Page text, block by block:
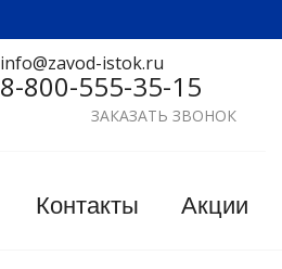
info@zavod-istok.ru
8-800-555-35-15
ЗАКАЗАТЬ ЗВОНОК
Контакты Акции